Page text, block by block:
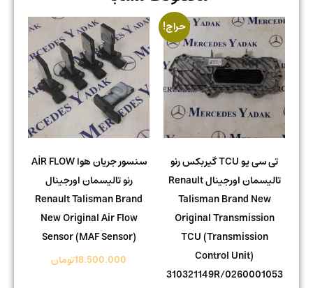
حراج!
تی سی یو TCU گیربکس رنو
تالیسمان اورجینال Renault
Talisman Brand New
Original Transmission
TCU (Transmission
Control Unit)
310321149R/0260001053
سنسور جریان هوا AİR FLOW
رنو تالیسمان اورجینال
Renault Talisman Brand
New Original Air Flow
Sensor (MAF Sensor)
18.500.000تومان